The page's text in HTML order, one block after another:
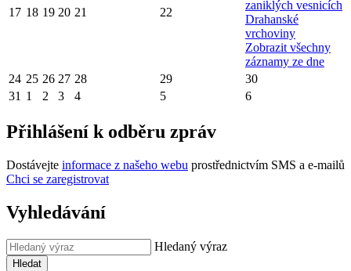
17 18 19 20 21 22
zaniklých vesnicích
Drahanské
vrchoviny
Zobrazit všechny
záznamy ze dne
24 25 26 27 28 29
30
31 1 2 3 4 5 6
Přihlášení k odběru zpráv
Dostávejte informace z našeho webu prostřednictvím SMS a e-mailů
Chci se zaregistrovat
Vyhledávání
Hledaný výraz
Hledat